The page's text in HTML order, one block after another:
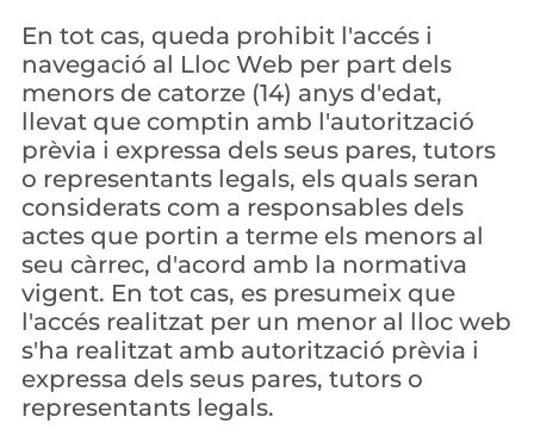
En tot cas, queda prohibit l'accés i
navegació al Lloc Web per part dels
menors de catorze (14) anys d'edat,
llevat que comptin amb l'autorització
prèvia i expressa dels seus pares, tutors
o representants legals, els quals seran
considerats com a responsables dels
actes que portin a terme els menors al
seu càrrec, d'acord amb la normativa
vigent. En tot cas, es presumeix que
l'accés realitzat per un menor al lloc web
s'ha realitzat amb autorització prèvia i
expressa dels seus pares, tutors o
representants legals.